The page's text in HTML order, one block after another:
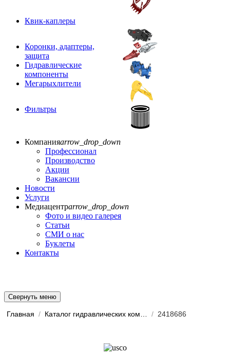
Квик-каплеры
Коронки, адаптеры,
защита
Гидравлические
компоненты
Мегарыхлители
Фильтры
Компанияarrow_drop_down
Профессионал
Производство
Акции
Вакансии
Новости
Услуги
Медиацентрarrow_drop_down
Фото и видео галерея
Статьи
СМИ о нас
Буклеты
Контакты
Свернуть меню
Главная / / 2418686